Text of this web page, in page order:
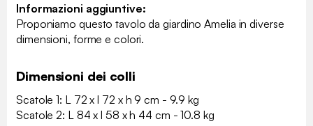
Informazioni aggiuntive:
Proponiamo questo tavolo da giardino Amelia in diverse
dimensioni, forme e colori.
Dimensioni dei colli
Scatole 1: L 72 x l 72 x h 9 cm - 9.9 kg
Scatole 2: L 84 x l 58 x h 44 cm - 10.8 kg